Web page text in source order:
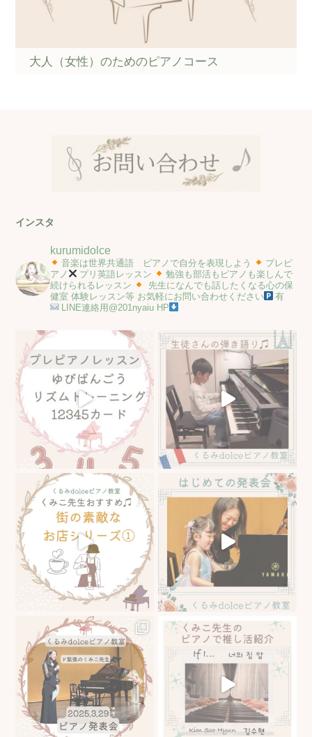
大人（女性）のためのピアノコース
インスタ
kurumidolce
音楽は世界共通語 ピアノで自分を表現しよう
プレピ
アノ
プリ英語レッスン
勉強も部活もピアノも楽しんで
続けられるレッスン
先生になんでも話したくなる心の保
健室 体験レッスン等 お気軽にお問い合わせください
有
LINE連絡用@201nyaiu HP